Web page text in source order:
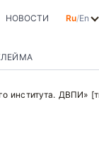
НОВОСТИ Ru/En
института. ДВПИ»